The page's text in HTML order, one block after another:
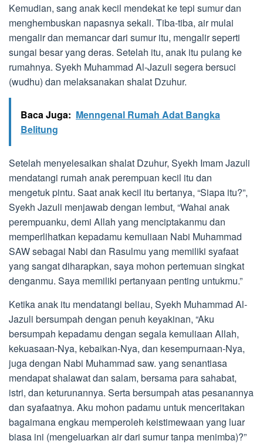
Kemudian, sang anak kecil mendekat ke tepi sumur dan
menghembuskan napasnya sekali. Tiba-tiba, air mulai
mengalir dan memancar dari sumur itu, mengalir seperti
sungai besar yang deras. Setelah itu, anak itu pulang ke
rumahnya. Syekh Muhammad Al-Jazuli segera bersuci
(wudhu) dan melaksanakan shalat Dzuhur.
Baca Juga: Menngenal Rumah Adat Bangka
Belitung
Setelah menyelesaikan shalat Dzuhur, Syekh Imam Jazuli
mendatangi rumah anak perempuan kecil itu dan
mengetuk pintu. Saat anak kecil itu bertanya, “Siapa itu?”,
Syekh Jazuli menjawab dengan lembut, “Wahai anak
perempuanku, demi Allah yang menciptakanmu dan
memperlihatkan kepadamu kemuliaan Nabi Muhammad
SAW sebagai Nabi dan Rasulmu yang memiliki syafaat
yang sangat diharapkan, saya mohon pertemuan singkat
denganmu. Saya memiliki pertanyaan penting untukmu.”
Ketika anak itu mendatangi beliau, Syekh Muhammad Al-
Jazuli bersumpah dengan penuh keyakinan, “Aku
bersumpah kepadamu dengan segala kemuliaan Allah,
kekuasaan-Nya, kebaikan-Nya, dan kesempurnaan-Nya,
juga dengan Nabi Muhammad saw. yang senantiasa
mendapat shalawat dan salam, bersama para sahabat,
istri, dan keturunannya. Serta bersumpah atas pesanannya
dan syafaatnya. Aku mohon padamu untuk menceritakan
bagaimana engkau memperoleh keistimewaan yang luar
biasa ini (mengeluarkan air dari sumur tanpa menimba)?”